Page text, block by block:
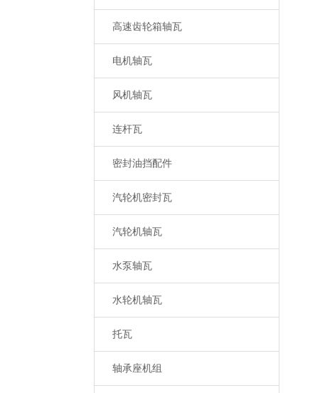
高速齿轮箱轴瓦
电机轴瓦
风机轴瓦
连杆瓦
密封油挡配件
汽轮机密封瓦
汽轮机轴瓦
水泵轴瓦
水轮机轴瓦
托瓦
轴承座机组